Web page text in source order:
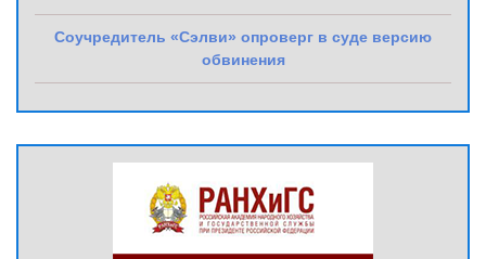
Соучредитель «Сэлви» опроверг в суде версию
обвинения